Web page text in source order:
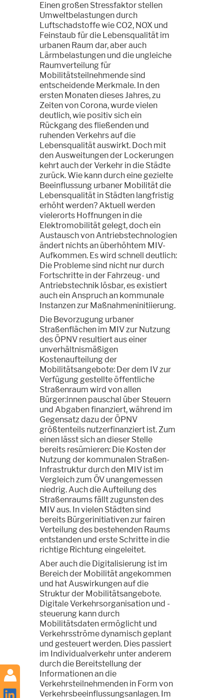
Einen großen Stressfaktor stellen
Umweltbelastungen durch
Luftschadstoffe wie CO2, NOX und
Feinstaub für die Lebensqualität im
urbanen Raum dar, aber auch
Lärmbelastungen und die ungleiche
Raumverteilung für
Mobilitätsteilnehmende sind
entscheidende Merkmale. In den
ersten Monaten dieses Jahres, zu
Zeiten von Corona, wurde vielen
deutlich, wie positiv sich ein
Rückgang des fließenden und
ruhenden Verkehrs auf die
Lebensqualität auswirkt. Doch mit
den Ausweitungen der Lockerungen
kehrt auch der Verkehr in die Städte
zurück. Wie kann durch eine gezielte
Beeinflussung urbaner Mobilität die
Lebensqualität in Städten langfristig
erhöht werden? Aktuell werden
vielerorts Hoffnungen in die
Elektromobilität gelegt, doch ein
Austausch von Antriebstechnologien
ändert nichts an überhöhtem MIV-
Aufkommen. Es wird schnell deutlich:
Die Probleme sind nicht nur durch
Fortschritte in der Fahrzeug- und
Antriebstechnik lösbar, es existiert
auch ein Anspruch an kommunale
Instanzen zur Maßnahmeninitiierung.
Die Bevorzugung urbaner
Straßenflächen im MIV zur Nutzung
des ÖPNV resultiert aus einer
unverhältnismäßigen
Kostenaufteilung der
Mobilitätsangebote: Der dem IV zur
Verfügung gestellte öffentliche
Straßenraum wird von allen
Bürger:innen pauschal über Steuern
und Abgaben finanziert, während im
Gegensatz dazu der ÖPNV
größtenteils nutzerfinanziert ist. Zum
einen lässt sich an dieser Stelle
bereits resümieren: Die Kosten der
Nutzung der kommunalen Straßen-
Infrastruktur durch den MIV ist im
Vergleich zum ÖV unangemessen
niedrig. Auch die Aufteilung des
Straßenraums fällt zugunsten des
MIV aus. In vielen Städten sind
bereits Bürgerinitiativen zur fairen
Verteilung des bestehenden Raums
entstanden und erste Schritte in die
richtige Richtung eingeleitet.
Aber auch die Digitalisierung ist im
Bereich der Mobilität angekommen
und hat Auswirkungen auf die
Struktur der Mobilitätsangebote.
Digitale Verkehrsorganisation und -
steuerung kann durch
Mobilitätsdaten ermöglicht und
Verkehrsströme dynamisch geplant
und gesteuert werden. Dies passiert
im Individualverkehr unter anderem
durch die Bereitstellung der
Informationen an die
Verkehrsteilnehmenden in Form von
Verkehrsbeeinflussungsanlagen. Im